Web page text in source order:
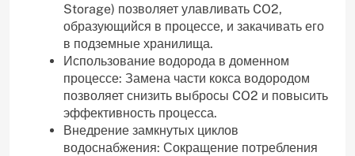
Storage) позволяет улавливать CO2‚
образующийся в процессе‚ и закачивать его
в подземные хранилища.
Использование водорода в доменном
процессе: Замена части кокса водородом
позволяет снизить выбросы CO2 и повысить
эффективность процесса.
Внедрение замкнутых циклов
водоснабжения: Сокращение потребления